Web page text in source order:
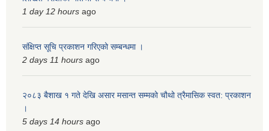
1 day 12 hours ago
संक्षिप्त सूचि प्रकाशन गरिएको सम्बन्धमा ।
2 days 11 hours ago
२०८३ बैशाख १ गते देखि असार मसान्त सम्मको चौथो त्रैमासिक स्वत: प्रकाशन
।
5 days 14 hours ago